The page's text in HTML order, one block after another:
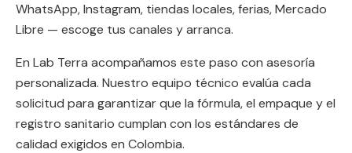
WhatsApp, Instagram, tiendas locales, ferias, Mercado
Libre — escoge tus canales y arranca.
En Lab Terra acompañamos este paso con asesoría
personalizada. Nuestro equipo técnico evalúa cada
solicitud para garantizar que la fórmula, el empaque y el
registro sanitario cumplan con los estándares de
calidad exigidos en Colombia.